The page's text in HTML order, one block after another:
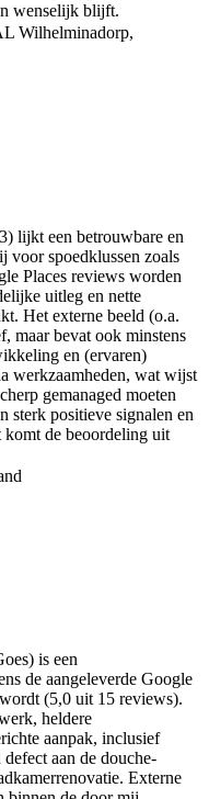
wenselijk blijft.
Wilhelminadorp,
lijkt een betrouwbare en
voor spoedklussen zoals
Places reviews worden
uitleg en nette
Het externe beeld (o.a.
maar bevat ook minstens
en (ervaren)
werkzaamheden, wat wijst
gemanaged moeten
sterk positieve signalen en
komt de beoordeling uit
is een
de aangeleverde Google
(5,0 uit 15 reviews).
heldere
aanpak, inclusief
aan de douche-
Externe